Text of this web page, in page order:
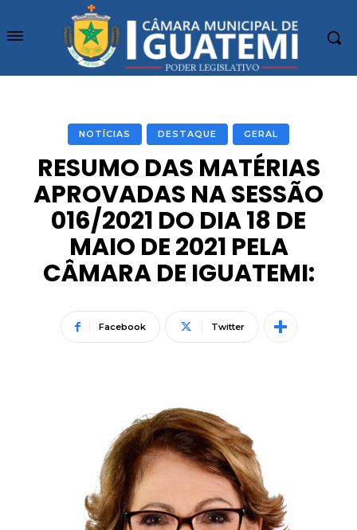
NOTÍCIAS DESTAQUE GERAL
RESUMO DAS MATÉRIAS
APROVADAS NA SESSÃO
016/2021 DO DIA 18 DE
MAIO DE 2021 PELA
CÂMARA DE IGUATEMI:
Facebook Twitter